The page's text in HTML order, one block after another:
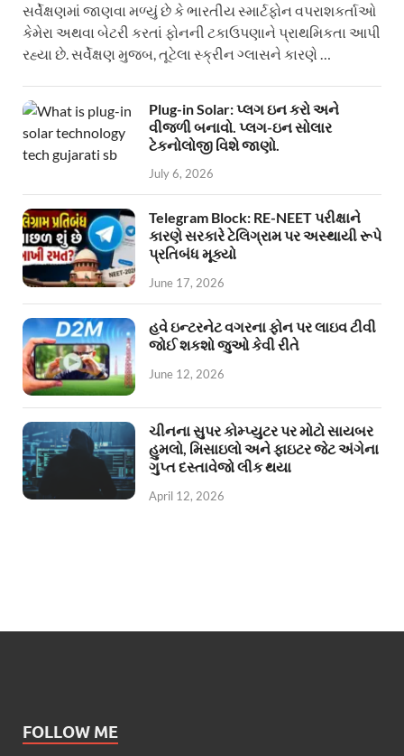
સર્વેક્ષણમાં જાણવા મળ્યું છે કે ભારતીય સ્માર્ટફોન વપરાશકર્તાઓ
કેમેરા અથવા બેટરી કરતાં ફોનની ટકાઉપણાને પ્રાથમિકતા આપી
રહ્યા છે. સર્વેક્ષણ મુજબ, તૂટેલા સ્ક્રીન ગ્લાસને કારણે …
Plug-in Solar: પ્લગ ઇન કરો અને
વીજળી બનાવો. પ્લગ-ઇન સોલાર
ટેકનોલોજી વિશે જાણો.
July 6, 2026
Telegram Block: RE-NEET પરીક્ષાને
કારણે સરકારે ટેલિગ્રામ પર અસ્થાયી રૂપે
પ્રતિબંધ મૂક્યો
June 17, 2026
હવે ઇન્ટરનેટ વગરના ફોન પર લાઇવ ટીવી
જોઈ શકશો જુઓ કેવી રીતે
June 12, 2026
ચીનના સુપર કોમ્પ્યુટર પર મોટો સાયબર
હુમલો, મિસાઇલો અને ફાઇટર જેટ અંગેના
ગુપ્ત દસ્તાવેજો લીક થયા
April 12, 2026
FOLLOW ME